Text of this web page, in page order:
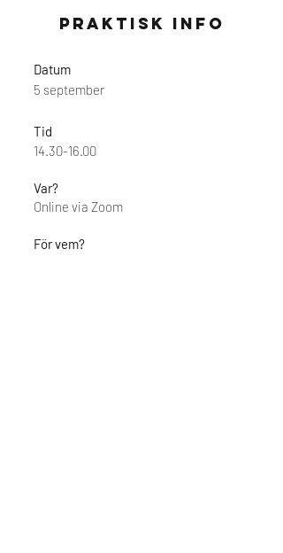
Praktisk info
Datum
5 september
Tid
14.30-16.00
Var?
Online via Zoom
För vem?